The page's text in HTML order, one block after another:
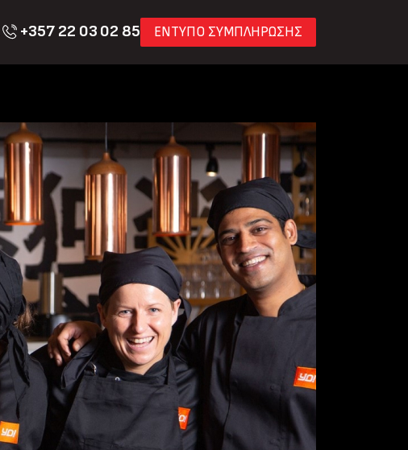
+357 22 03 02 85 ΕΝΤΥΠΟ ΣΥΜΠΛΗΡΩΣΗΣ